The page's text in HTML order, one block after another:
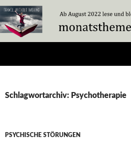
Zum
Inhalt
springen
Schlagwortarchiv: Psychotherapie
PSYCHISCHE STÖRUNGEN